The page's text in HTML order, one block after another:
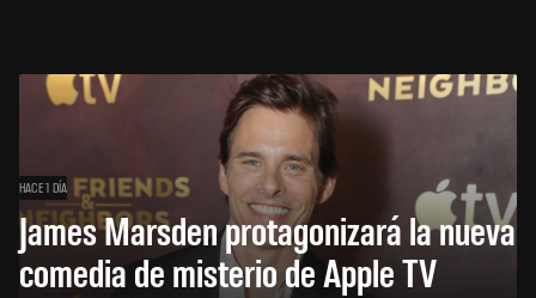
HACE 1 DÍA
James Marsden protagonizará la nueva
comedia de misterio de Apple TV